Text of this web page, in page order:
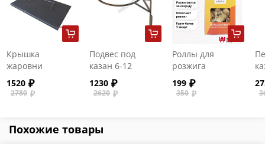
Крышка
жаровни
мангала АМ
(600мм)
1520
2780
Подвес под
казан 6-12
литров
1230
2620
Роллы для
розжига
199
350
Похожие товары